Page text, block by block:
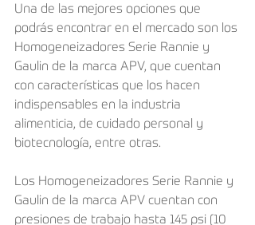
Una de las mejores opciones que
podrás encontrar en el mercado son los
Homogeneizadores Serie Rannie y
Gaulin de la marca APV, que cuentan
con características que los hacen
indispensables en la industria
alimenticia, de cuidado personal y
biotecnología, entre otras.
Los Homogeneizadores Serie Rannie y
Gaulin de la marca APV cuentan con
presiones de trabajo hasta 145 psi (10